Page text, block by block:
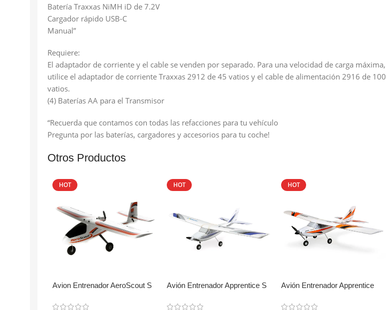
Batería Traxxas NiMH iD de 7.2V
Cargador rápido USB-C
Manual”
Requiere:
El adaptador de corriente y el cable se venden por separado. Para una velocidad de carga máxima,
utilice el adaptador de corriente Traxxas 2912 de 45 vatios y el cable de alimentación 2916 de 100
vatios.
(4) Baterías AA para el Transmisor
“Recuerda que contamos con todas las refacciones para tu vehículo
Pregunta por las baterías, cargadores y accesorios para tu coche!
Otros Productos
HOT
Avion Entrenador AeroScout S
HOT
Avión Entrenador Apprentice S
HOT
Avión Entrenador Apprentice